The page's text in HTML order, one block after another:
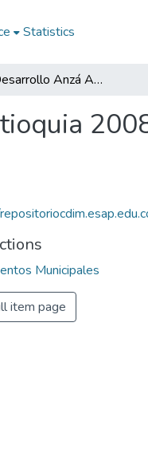
Statistics
Plan de Desarrollo Anzá Antioquia 2008 - 2011: PD Anzá Antioquia 2008 - 2011
Municipales
item page